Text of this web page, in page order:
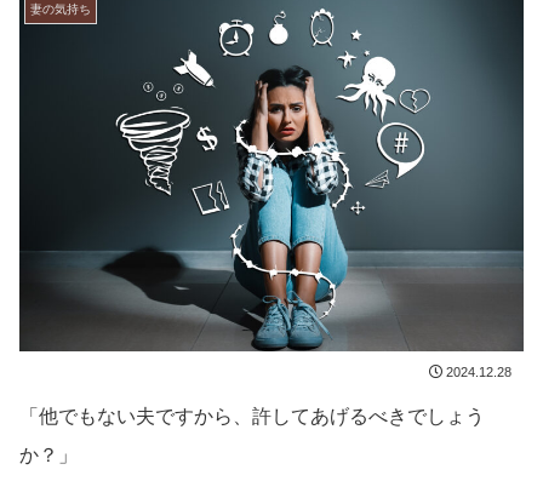
妻の気持ち
2024.12.28
「他でもない夫ですから、許してあげるべきでしょう
か？」